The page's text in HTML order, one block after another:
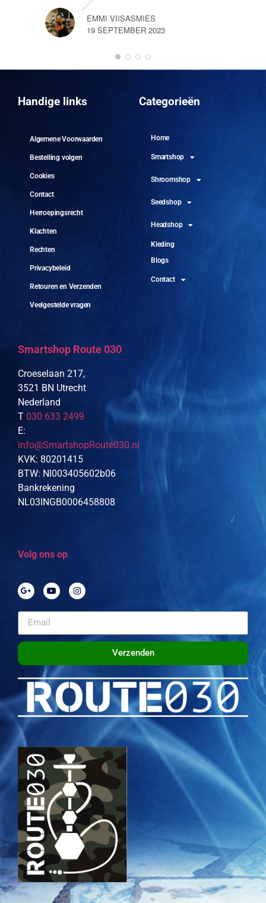
EMMI VIISASMIES
19 SEPTEMBER 2023
Handige links
Algemene Voorwaarden
Bestelling volgen
Cookies
Contact
Herroepingsrecht
Klachten
Rechten
Privacybeleid
Retouren en Verzenden
Veelgestelde vragen
Categorieën
Home
Smartshop
Shroomshop
Seedshop
Headshop
Kleding
Blogs
Contact
Smartshop Route 030
Croeselaan 217,
3521 BN Utrecht
Nederland
T 030 633 2499
E:
info@SmartshopRoute030.nl
KVK: 80201415
BTW: Nl003405602b06
Bankrekening
NL03INGB0006458808
Volg ons op
Verzenden